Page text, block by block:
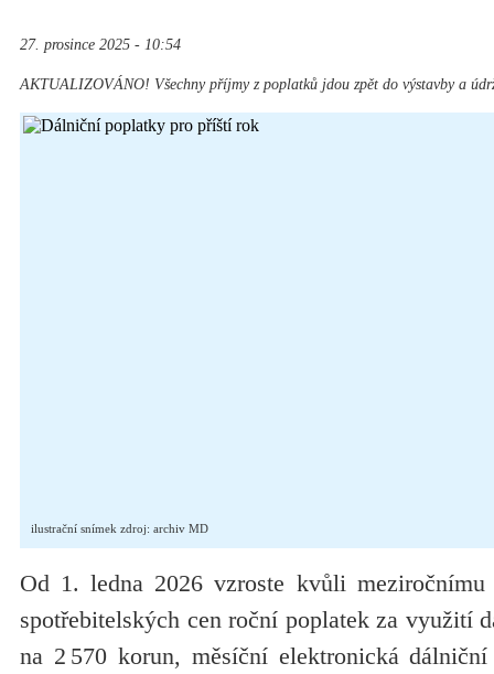
27. prosince 2025 - 10:54
AKTUALIZOVÁNO! Všechny příjmy z poplatků jdou zpět do výstavby a
ilustrační snímek zdroj: archiv MD
Od 1. ledna 2026 vzroste kvůli
spotřebitelských cen roční poplatek za využití
na 2 570 korun, měsíční elektronická